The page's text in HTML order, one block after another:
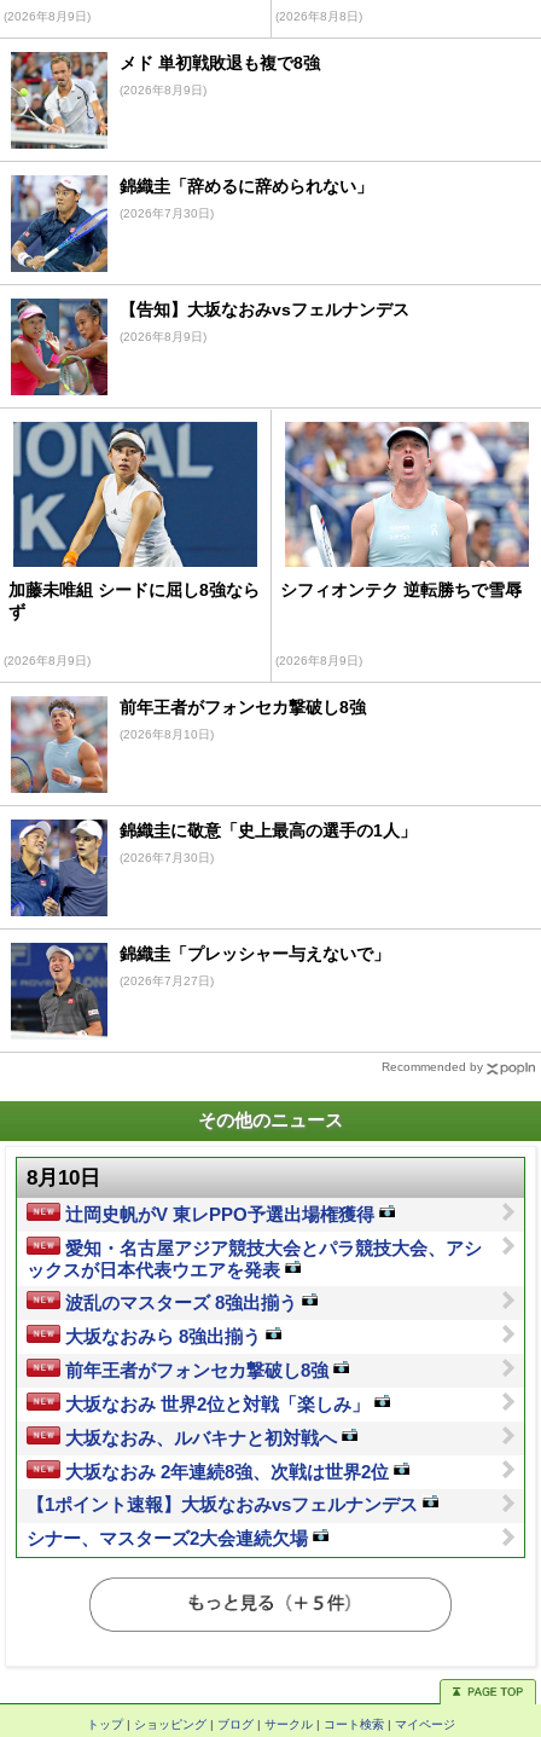
(2026年8月9日) (2026年8月8日)
メド 単初戦敗退も複で8強
(2026年8月9日)
錦織圭「辞めるに辞められない」
(2026年7月30日)
【告知】大坂なおみvsフェルナンデス
(2026年8月9日)
加藤未唯組 シードに屈し8強なら
ず
(2026年8月9日)
シフィオンテク 逆転勝ちで雪辱
(2026年8月9日)
前年王者がフォンセカ撃破し8強
(2026年8月10日)
錦織圭に敬意「史上最高の選手の1人」
(2026年7月30日)
錦織圭「プレッシャー与えないで」
(2026年7月27日)
Recommended by
その他のニュース
8月10日
辻岡史帆がV 東レPPO予選出場権獲得
愛知・名古屋アジア競技大会とパラ競技大会、アシ
ックスが日本代表ウエアを発表
波乱のマスターズ 8強出揃う
大坂なおみら 8強出揃う
前年王者がフォンセカ撃破し8強
大坂なおみ 世界2位と対戦「楽しみ」
大坂なおみ、ルバキナと初対戦へ
大坂なおみ 2年連続8強、次戦は世界2位
【1ポイント速報】大坂なおみvsフェルナンデス
シナー、マスターズ2大会連続欠場
トップ| ショッピング| ブログ| サークル| コート検索| マイページ